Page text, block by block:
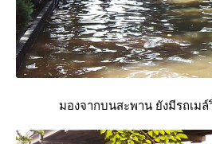
มองจากบนสะพาน ยังมีรถเมล์